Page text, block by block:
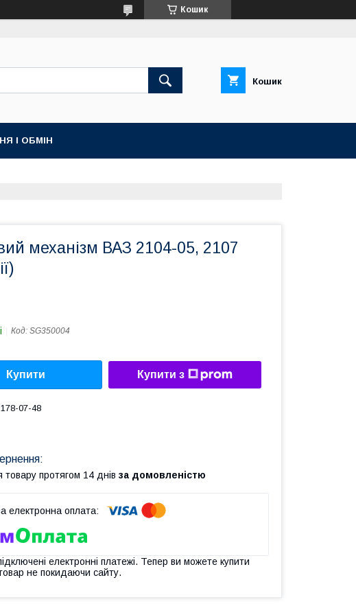
Кошик
Кошик
І ОБМІН
механізм ВАЗ 2104-05, 2107
Код: SG350004
Купити Купити з
07-48
товару протягом 14 днів за домовленістю
електронні платежі. Тепер ви можете купити
не покидаючи сайту.